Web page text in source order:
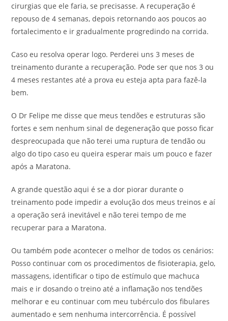
cirurgias que ele faria, se precisasse. A recuperação é
repouso de 4 semanas, depois retornando aos poucos ao
fortalecimento e ir gradualmente progredindo na corrida.
Caso eu resolva operar logo. Perderei uns 3 meses de
treinamento durante a recuperação. Pode ser que nos 3 ou
4 meses restantes até a prova eu esteja apta para fazê-la
bem.
O Dr Felipe me disse que meus tendões e estruturas são
fortes e sem nenhum sinal de degeneração que posso ficar
despreocupada que não terei uma ruptura de tendão ou
algo do tipo caso eu queira esperar mais um pouco e fazer
após a Maratona.
A grande questão aqui é se a dor piorar durante o
treinamento pode impedir a evolução dos meus treinos e aí
a operação será inevitável e não terei tempo de me
recuperar para a Maratona.
Ou também pode acontecer o melhor de todos os cenários:
Posso continuar com os procedimentos de fisioterapia, gelo,
massagens, identificar o tipo de estímulo que machuca
mais e ir dosando o treino até a inflamação nos tendões
melhorar e eu continuar com meu tubérculo dos fibulares
aumentado e sem nenhuma intercorrência. É possível